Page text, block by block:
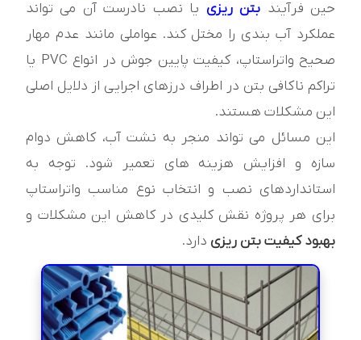
حین فرآیند بتن ریزی یا نصب نادرست آن می تواند
عملکرد آب بندی را مختل کند. عواملی مانند عدم مهار
صحیح واتراستاپ، کیفیت پایین جوش در انواع PVC یا
تراکم ناکافی بتن در اطراف درزهای اجرایی از دلایل اصلی
این مشکلات هستند.
این مسائل می تواند منجر به نشت آب، کاهش دوام
سازه و افزایش هزینه های تعمیر شود. توجه به
استانداردهای نصب و انتخاب نوع مناسب واتراستاپ
برای هر پروژه نقش کلیدی در کاهش این مشکلات و
بهبود کیفیت بتن ریزی دارد.